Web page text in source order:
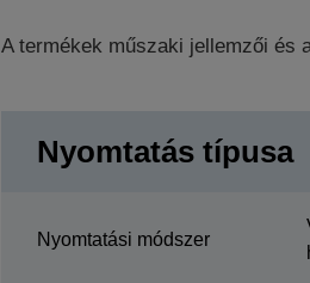
A termékek műszaki jellemzői és
Nyomtatás típusa
Nyomtatási módszer